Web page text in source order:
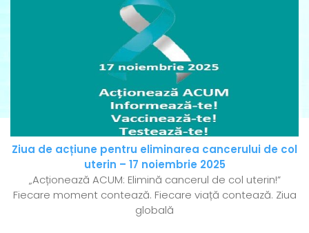
Ziua de acțiune pentru eliminarea cancerului de col
uterin – 17 noiembrie 2025
„Acționează ACUM: Elimină cancerul de col uterin!”
Fiecare moment contează. Fiecare viață contează. Ziua
globală